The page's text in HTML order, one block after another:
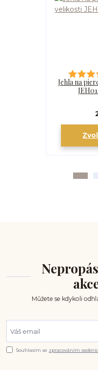
Jehla na
Můžete se kdykoli
Souhlasím se zpracováním